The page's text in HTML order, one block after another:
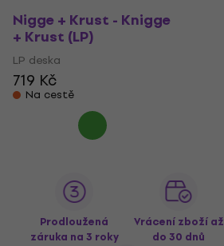
Nigge + Krust - Knigge
+ Krust (LP)
LP deska
719 Kč
Na cestě
Prodloužená
záruka na 3 roky
Vrácení zboží až
do 30 dnů